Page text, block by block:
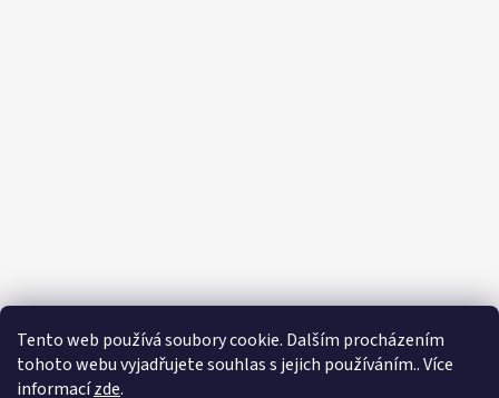
Tento web používá soubory cookie. Dalším procházením
tohoto webu vyjadřujete souhlas s jejich používáním.. Více
informacízde.